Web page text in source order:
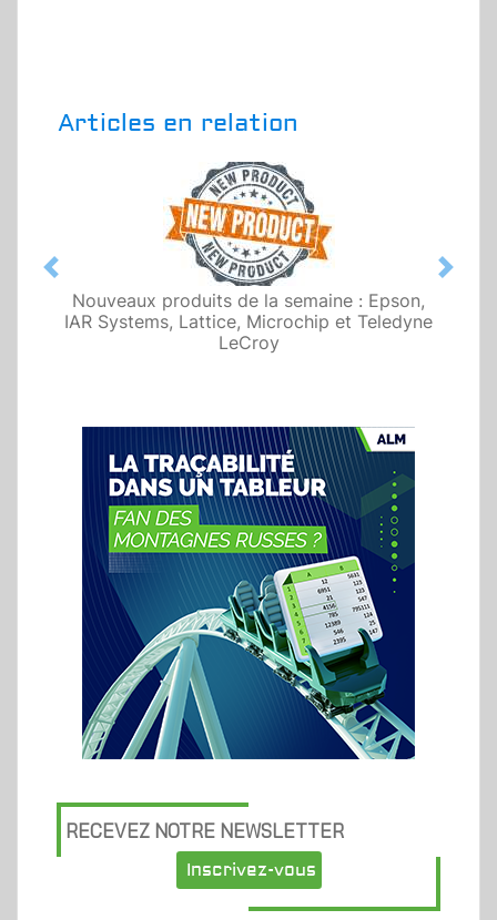
Articles en relation
Nouveaux produits de la semaine : Epson,
IAR Systems, Lattice, Microchip et Teledyne
LeCroy
Previous Next
RECEVEZ NOTRE NEWSLETTER
Inscrivez-vous